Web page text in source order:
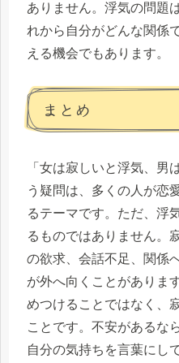
ありません。浮気の問題
れから自分がどんな関係
える機会でもあります。
まとめ
「女は寂しいと浮気、男
う疑問は、多くの人が恋
るテーマです。ただ、浮
るものではありません。
の欲求、会話不足、関係
が外へ向くことがありま
めつけることではなく、
ことです。不安があるな
自分の気持ちを言葉にし